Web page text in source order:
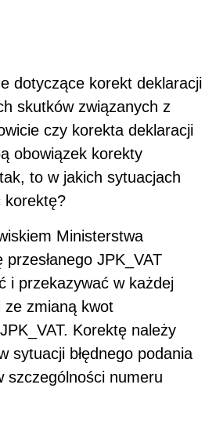
dotyczące korekt deklaracji
skutków związanych z
czy korekta deklaracji
obowiązek korekty
to w jakich sytuacjach
korektę?
Ministerstwa
JPK_VAT
i przekazywać w każdej
ze zmianą kwot
Korektę należy
sytuacji błędnego podania
szczególności numeru